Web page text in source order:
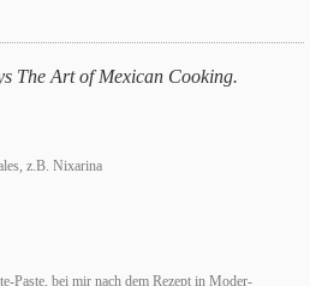
The Art of Mexi­can Coo­king.
z.B. Nixarina
Paste, bei mir nach dem Rezept in Moder­